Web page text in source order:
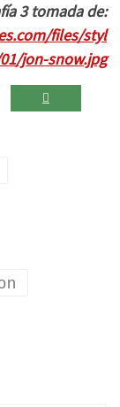
3 tomada de:
files/styl
jon-snow.jpg